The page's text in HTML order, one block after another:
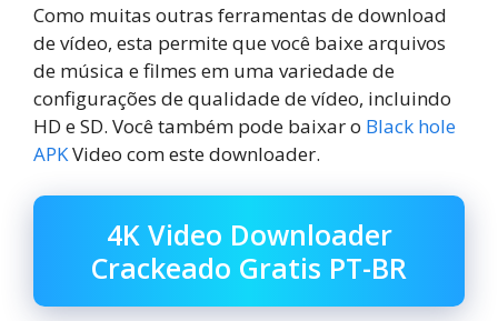
Como muitas outras ferramentas de download
de vídeo, esta permite que você baixe arquivos
de música e filmes em uma variedade de
configurações de qualidade de vídeo, incluindo
HD e SD. Você também pode baixar o Black hole
APKVideo com este downloader.
4K Video Downloader
Crackeado Gratis PT-BR